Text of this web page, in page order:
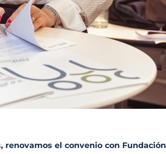
el convenio con Fundación